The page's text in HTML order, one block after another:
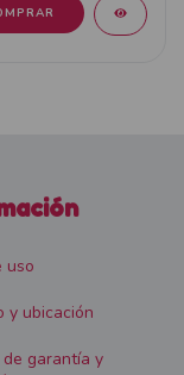
uso
y ubicación
de garantía y